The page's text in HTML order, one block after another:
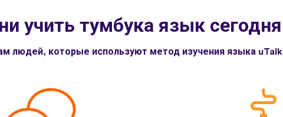
учить тумбука язык сегодня
людей, которые используют метод изучения языка uTalk